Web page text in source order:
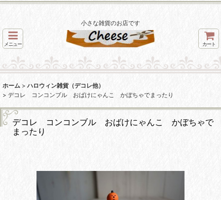
小さな雑貨のお店です
メニュー カート
ホーム > ハロウィン雑貨（デコレ他）
> デコレ コンコンブル おばけにゃんこ かぼちゃでまったり
デコレ コンコンブル おばけにゃんこ かぼちゃで
まったり